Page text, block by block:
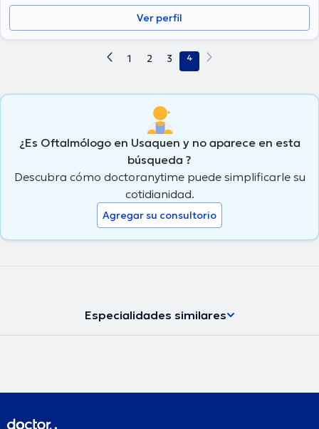
Ver perfil
1 2 3 4
¿Es Oftalmólogo en Usaquen y no aparece en esta
búsqueda ?
Descubra cómo doctoranytime puede simplificarle su
cotidianidad.
Agregar su consultorio
Especialidades similares